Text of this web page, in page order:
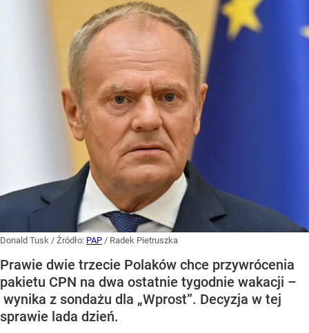
Donald Tusk / Źródło: PAP / Radek Pietruszka
Prawie dwie trzecie Polaków chce przywrócenia
pakietu CPN na dwa ostatnie tygodnie wakacji –
wynika z sondażu dla „Wprost”. Decyzja w tej
sprawie lada dzień.